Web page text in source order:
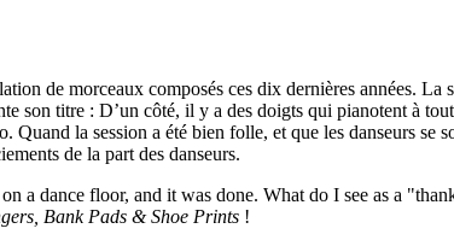
de morceaux composés ces dix dernières années. La
son titre : D’un côté, il y a des doigts qui pianotent à
la session a été bien folle, et que les danseurs se
de la part des danseurs.
a dance floor, and it was done. What do I see as a
Bank Pads & Shoe Prints !